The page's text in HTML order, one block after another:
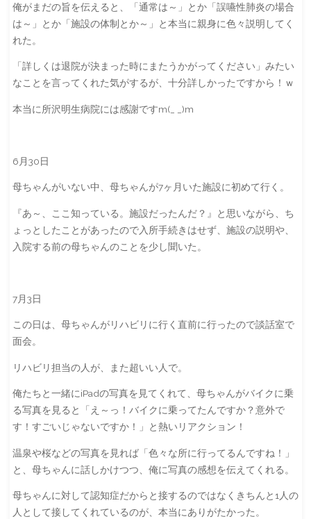
俺がまだの旨を伝えると、「通常は～」とか「誤嚥性肺炎の場合
は～」とか「施設の体制とか～」と本当に親身に色々説明してく
れた。
「詳しくは退院が決まった時にまたうかがってください」みたい
なことを言ってくれた気がするが、十分詳しかったですから！ｗ
本当に所沢明生病院には感謝ですm(_ _)m
6月30日
母ちゃんがいない中、母ちゃんが7ヶ月いた施設に初めて行く。
『あ～、ここ知っている。施設だったんだ？』と思いながら、ち
ょっとしたことがあったので入所手続きはせず、施設の説明や、
入院する前の母ちゃんのことを少し聞いた。
7月3日
この日は、母ちゃんがリハビリに行く直前に行ったので談話室で
面会。
リハビリ担当の人が、また超いい人で。
俺たちと一緒にiPadの写真を見てくれて、母ちゃんがバイクに乗
る写真を見ると「え～っ！バイクに乗ってたんですか？意外で
す！すごいじゃないですか！」と熱いリアクション！
温泉や桜などの写真を見れば「色々な所に行ってるんですね！」
と、母ちゃんに話しかけつつ、俺に写真の感想を伝えてくれる。
母ちゃんに対して認知症だからと接するのではなくきちんと1人の
人として接してくれているのが、本当にありがたかった。